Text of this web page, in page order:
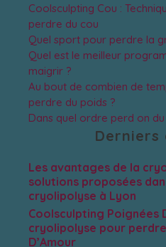
Coolsculpting Cou :
perdre du cou
Quel sport pour perdre la
Quel est le meilleur
maigrir ?
Au bout de combien de
perdre du poids ?
Dans quel ordre perd on
Derniers
Les avantages de la
solutions proposées
cryolipolyse à Lyon
Coolsculpting Poignées
cryolipolyse pour
D’Amour